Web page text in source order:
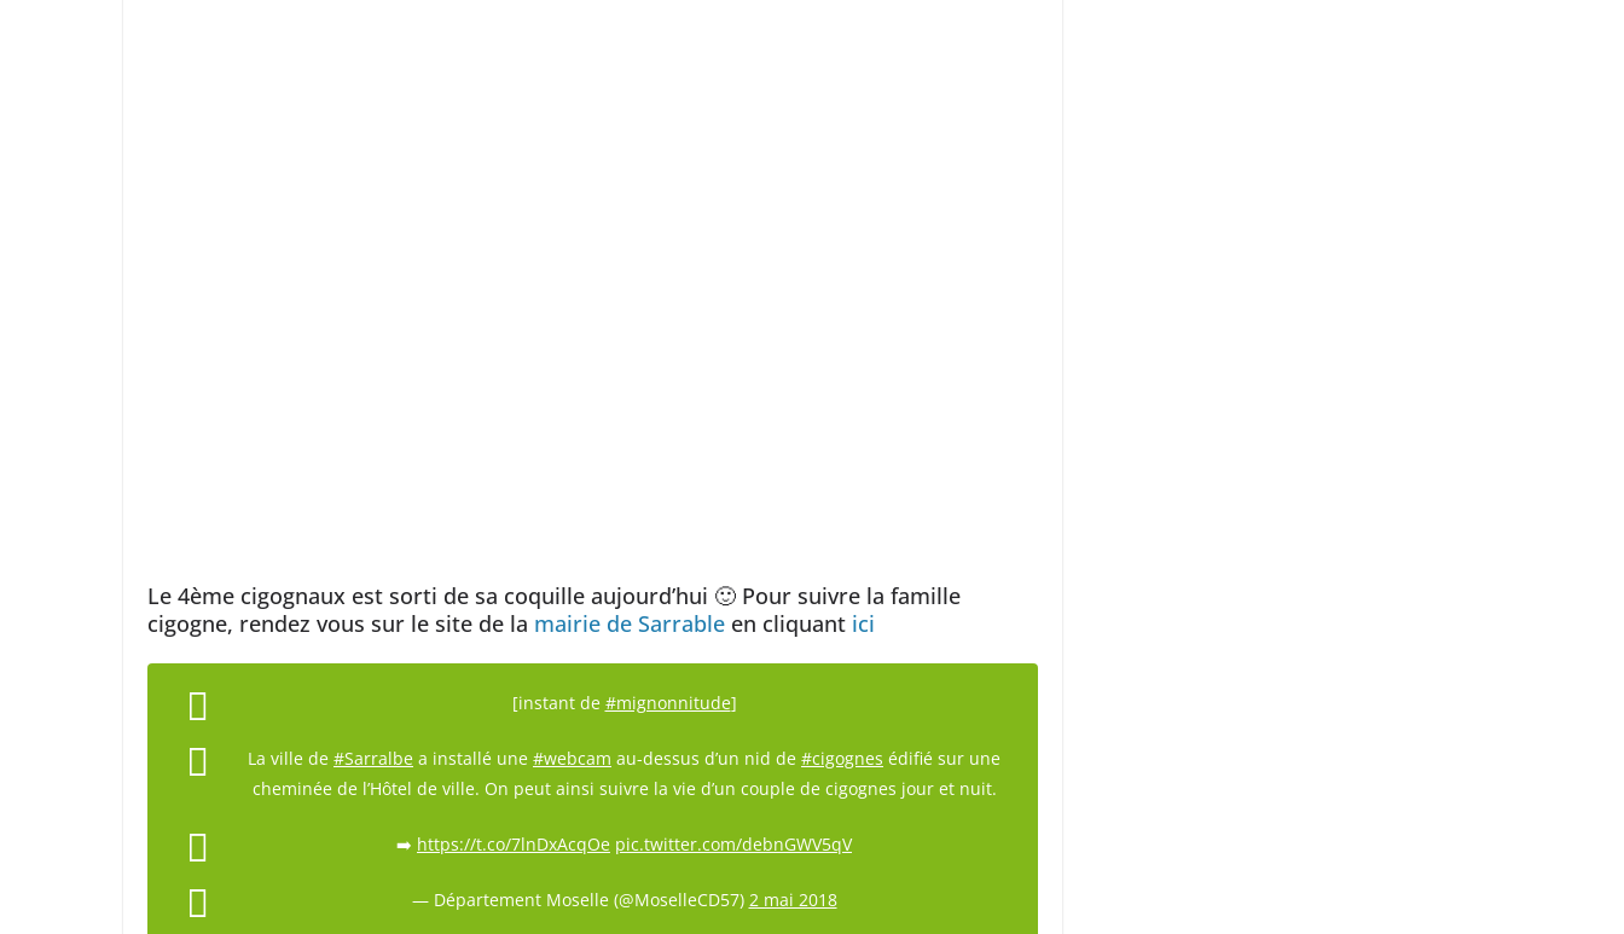
Le 4ème cigognaux est sorti de sa coquille aujourd’hui 🙂 Pour suivre la famille
cigogne, rendez vous sur le site de la mairie de Sarrable en cliquant ici
[instant de #mignonnitude]
La ville de #Sarralbe a installé une #webcam au-dessus d’un nid de #cigognes édifié sur une
cheminée de l’Hôtel de ville. On peut ainsi suivre la vie d’un couple de cigognes jour et nuit.
➡️ https://t.co/7lnDxAcqOe pic.twitter.com/debnGWV5qV
— Département Moselle (@MoselleCD57) 2 mai 2018